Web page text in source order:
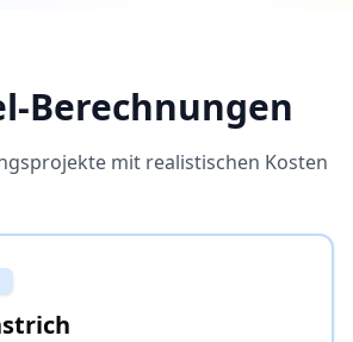
Berechnungen
mit realistischen Kosten